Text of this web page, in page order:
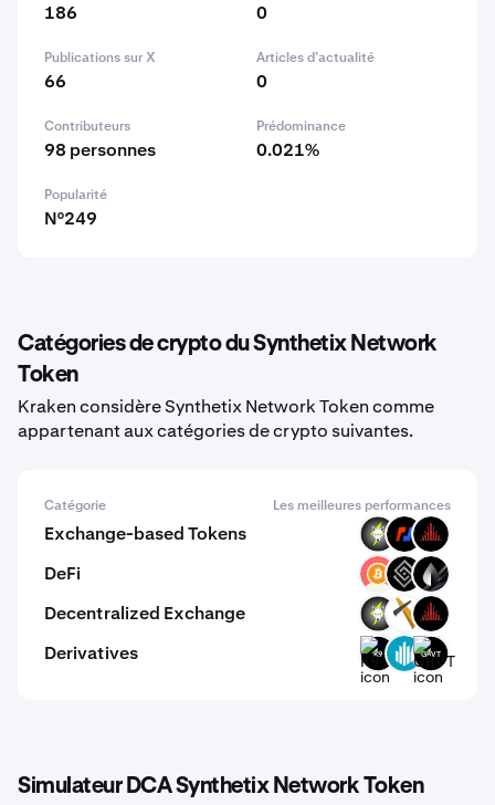
186 0
Publications sur X
66
Articles d’actualité
0
Contributeurs
98 personnes
Prédominance
0.021%
Popularité
N°249
Catégories de crypto du Synthetix Network
Token
Kraken considère Synthetix Network Token comme
appartenant aux catégories de crypto suivantes.
Catégorie Les meilleures performances
Exchange-based Tokens VOLT BMEX PHAR
DeFi PBTC DECT LIQR
Decentralized Exchange VOLT XLAB PHAR
Derivatives K9 GWEI GRVT
Simulateur DCA Synthetix Network Token